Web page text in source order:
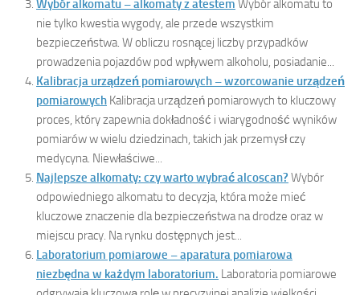
Wybór alkomatu – alkomaty z atestem Wybór alkomatu to
nie tylko kwestia wygody, ale przede wszystkim
bezpieczeństwa. W obliczu rosnącej liczby przypadków
prowadzenia pojazdów pod wpływem alkoholu, posiadanie...
Kalibracja urządzeń pomiarowych – wzorcowanie urządzeń
pomiarowych Kalibracja urządzeń pomiarowych to kluczowy
proces, który zapewnia dokładność i wiarygodność wyników
pomiarów w wielu dziedzinach, takich jak przemysł czy
medycyna. Niewłaściwe...
Najlepsze alkomaty: czy warto wybrać alcoscan? Wybór
odpowiedniego alkomatu to decyzja, która może mieć
kluczowe znaczenie dla bezpieczeństwa na drodze oraz w
miejscu pracy. Na rynku dostępnych jest...
Laboratorium pomiarowe – aparatura pomiarowa
niezbędna w każdym laboratorium. Laboratoria pomiarowe